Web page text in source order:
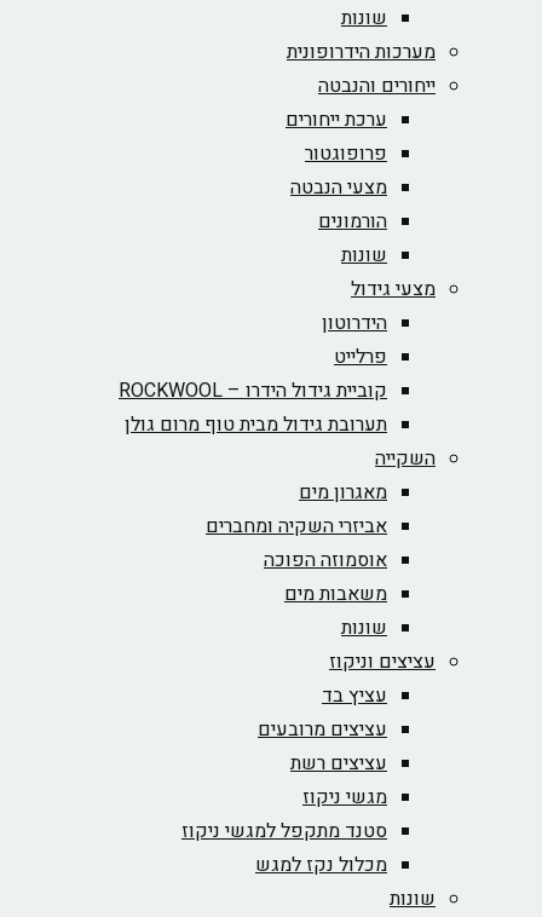
שונות
מערכות הידרופונית
ייחורים והנבטה
ערכת ייחורים
פרופוגטור
מצעי הנבטה
הורמונים
שונות
מצעי גידול
הידרוטון
פרלייט
קוביית גידול הידרו – ROCKWOOL‏
תערובת גידול מבית טוף מרום גולן
השקייה
מאגרון מים
אביזרי השקיה ומחברים
אוסמוזה הפוכה
משאבות מים
שונות
עציצים וניקוז
עציץ בד
עציצים מרובעים
עציצים רשת
מגשי ניקוז
סטנד מתקפל למגשי ניקוז
מכלול נקז למגש
שונות